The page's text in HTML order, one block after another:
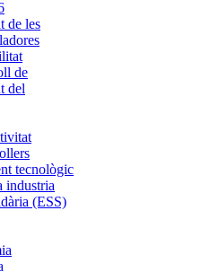
de les
de
del
tecnològic
industria
(ESS)